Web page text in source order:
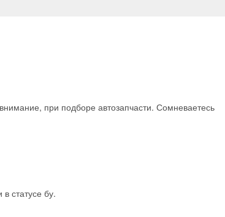
при подборе автозапчасти. Сомневаетесь
статусе бу.